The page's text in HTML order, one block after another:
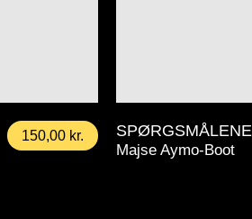
150,00 kr. SPØRGSMÅLENE
Majse Aymo-Boot